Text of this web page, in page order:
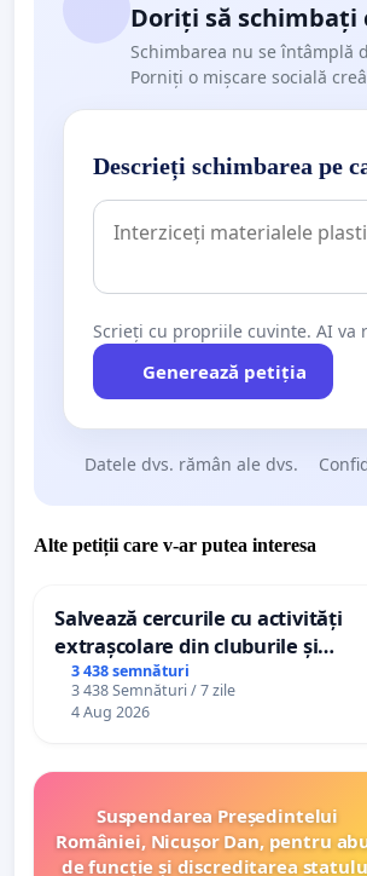
Doriți să schimbați
Schimbarea nu se întâmplă
Porniți o mișcare socială
Descrieți schimbarea pe
Scrieți cu propriile cuvinte. AI va
Generează petiția
Datele dvs. rămân ale dvs.
Alte petiții care v-ar putea interesa
Salvează cercurile cu activități
extrașcolare din cluburile și
palatele copiilor
3 438 semnături
3 438 Semnături / 7 zile
4 Aug 2026
Suspendarea Președintelui
României, Nicușor Dan, pentru
de funcție și discreditarea